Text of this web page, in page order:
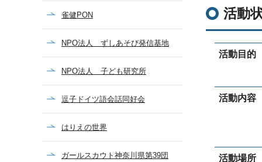
活動
活動目的
活動内容
活動場所
雀健PON
NPO法人 ずしあそび発信基地
NPO法人 子ども研究所
逗子ドイツ語会話同好会
はりえの世界
ガールスカウト神奈川県第39団